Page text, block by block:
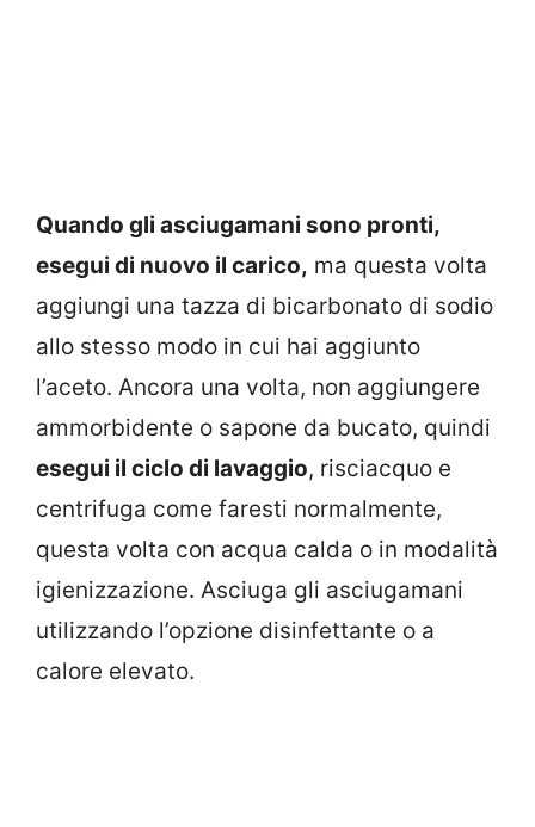
Quando gli asciugamani sono pronti,
esegui di nuovo il carico, ma questa volta
aggiungi una tazza di bicarbonato di sodio
allo stesso modo in cui hai aggiunto
l’aceto. Ancora una volta, non aggiungere
ammorbidente o sapone da bucato, quindi
esegui il ciclo di lavaggio, risciacquo e
centrifuga come faresti normalmente,
questa volta con acqua calda o in modalità
igienizzazione. Asciuga gli asciugamani
utilizzando l’opzione disinfettante o a
calore elevato.